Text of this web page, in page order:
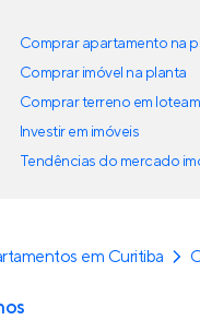
Comprar apartamento na
Comprar imóvel na planta
Comprar terreno em
Investir em imóveis
Tendências do mercado
em Curitiba